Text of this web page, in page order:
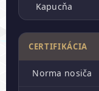
Kapucňa
CERTIFIKÁCIA
Norma nosiča